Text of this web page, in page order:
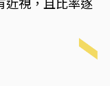
近視，且比率逐